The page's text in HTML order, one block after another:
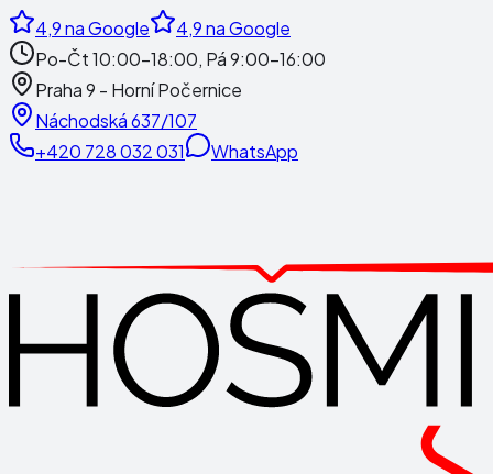
4,9na Google 4,9na Google
Po-Čt 10:00-18:00, Pá 9:00-16:00
Praha 9 - Horní Počernice
Náchodská 637/107
+420 728 032 031
WhatsApp